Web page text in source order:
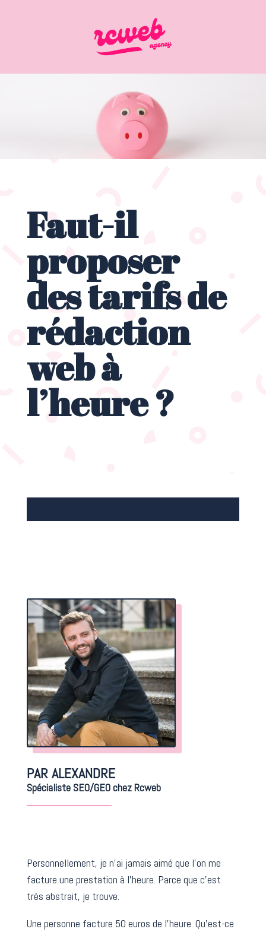
Faut-il
proposer
des tarifs de
rédaction
web à
l’heure ?
PAR ALEXANDRE
Spécialiste SEO/GEO chez Rcweb
Personnellement, je n’ai jamais aimé que l’on me
facture une prestation à l’heure. Parce que c’est
très abstrait, je trouve.
Une personne facture 50 euros de l’heure. Qu’est-ce